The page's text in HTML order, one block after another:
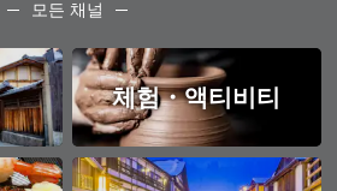
모든 채널
체험・액티비티